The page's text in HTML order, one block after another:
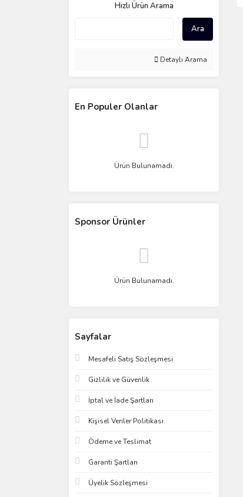
Hızlı Ürün Arama
Ara
Detaylı Arama
En Populer Olanlar
Ürün Bulunamadı.
Sponsor Ürünler
Ürün Bulunamadı.
Sayfalar
Mesafeli Satış Sözleşmesi
Gizlilik ve Güvenlik
İptal ve İade Şartları
Kişisel Veriler Politikası
Ödeme ve Teslimat
Garanti Şartları
Üyelik Sözleşmesi